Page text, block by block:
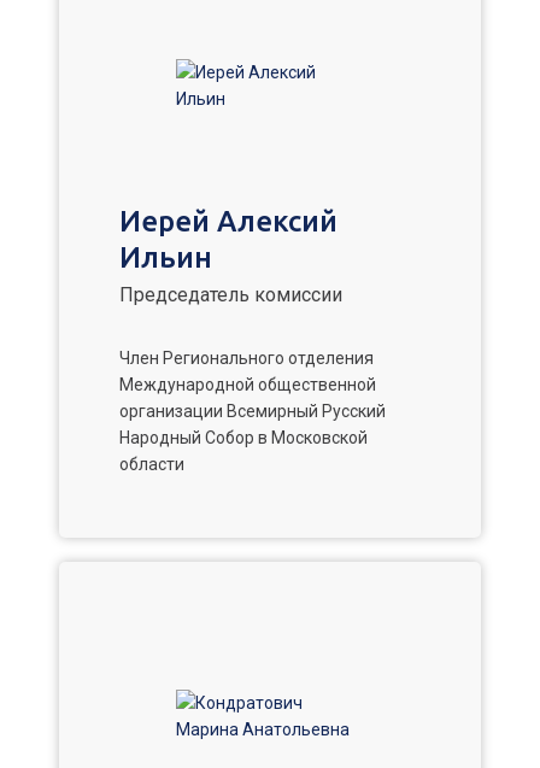
Иерей Алексий
Ильин
Председатель комиссии
Член Регионального отделения
Международной общественной
организации Всемирный Русский
Народный Собор в Московской
области